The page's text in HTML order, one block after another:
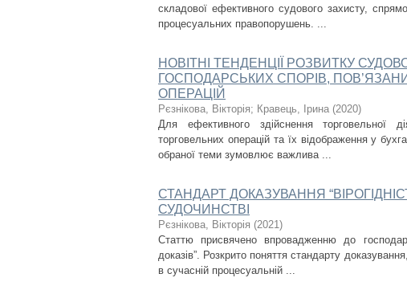
складової ефективного судового захисту,
процесуальних правопорушень. ...
НОВІТНІ ТЕНДЕНЦІЇ РОЗВИТКУ
ГОСПОДАРСЬКИХ СПОРІВ,
ОПЕРАЦІЙ
Рєзнікова, Вікторія; Кравець, Ірина (2020)
Для ефективного здійснення торговельної
торговельних операцій та їх відображення у
обраної теми зумовлює важлива ...
СТАНДАРТ ДОКАЗУВАННЯ
СУДОЧИНСТВІ
Рєзнікова, Вікторія (2021)
Статтю присвячено впровадженню до
доказів”. Розкрито поняття стандарту
в сучасній процесуальній ...